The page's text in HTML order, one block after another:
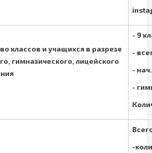
классов и учащихся в разрезе
гимназического, лицейского
- 9
-
-
-
-